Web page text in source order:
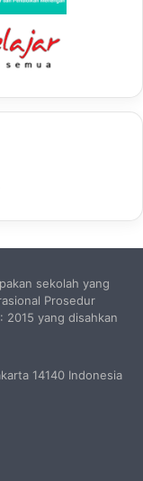
sekolah yang
Prosedur
2015 yang disahkan
14140 Indonesia